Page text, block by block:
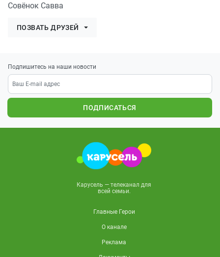
Совёнок Савва
ПОЗВАТЬ ДРУЗЕЙ
Подпишитесь на наши новости
ПОДПИСАТЬСЯ
Карусель — телеканал для
всей семьи.
Главные Герои
О канале
Реклама